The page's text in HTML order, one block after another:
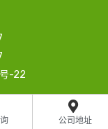
-22
公司地址